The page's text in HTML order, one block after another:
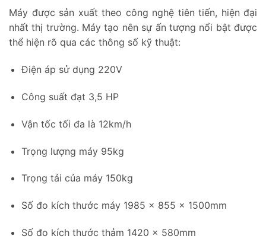
Máy được sản xuất theo công nghệ tiên tiến, hiện đại
nhất thị trường. Máy tạo nên sự ấn tượng nổi bật được
thể hiện rõ qua các thông số kỹ thuật:
Điện áp sử dụng 220V
Công suất đạt 3,5 HP
Vận tốc tối đa là 12km/h
Trọng lượng máy 95kg
Trọng tải của máy 150kg
Số đo kích thước máy 1985 x 855 x 1500mm
Số đo kích thước thảm 1420 x 580mm